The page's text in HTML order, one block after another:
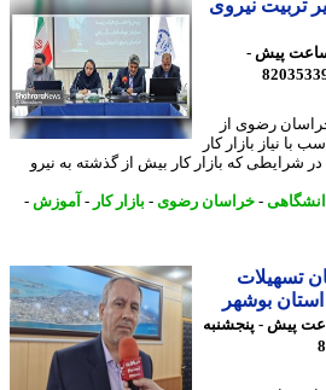
نیروی
پیش -
رضوی از
بازار کار
که بازار کار بیش از گذشته به نیرو
-خراسان رضوی-بازار کار-آموزش-
تسهیلات
بوشهر
- پنجشنبه